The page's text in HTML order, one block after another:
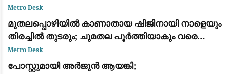
വിമര്‍ശിച്ച് പിഎസ്‌സി
Metro Desk
മുതലപ്പൊഴിയിൽ കാണാതായ ഷിജിനായി നാളെയും
തിരച്ചിൽ തുടരും; ചുമതല പൂർത്തിയാകും വരെ
തീരത്തുണ്ടാകുമെന്ന് മന്ത്രി സി.പി. ജോൺ
Metro Desk
പോസ്റ്റുമായി അർജുൻ ആയങ്കി;